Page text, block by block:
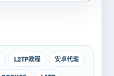
L2TP教程
安卓代理